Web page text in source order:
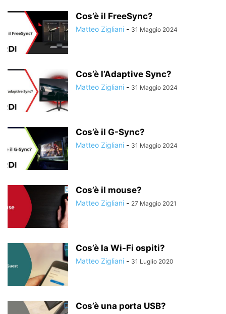
Cos’è il FreeSync?
Matteo Zigliani - 31 Maggio 2024
Cos’è l’Adaptive Sync?
Matteo Zigliani - 31 Maggio 2024
Cos’è il G-Sync?
Matteo Zigliani - 31 Maggio 2024
Cos’è il mouse?
Matteo Zigliani - 27 Maggio 2021
Cos’è la Wi-Fi ospiti?
Matteo Zigliani - 31 Luglio 2020
Cos’è una porta USB?